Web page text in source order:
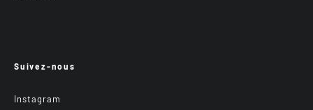
Suivez-nous
Instagram